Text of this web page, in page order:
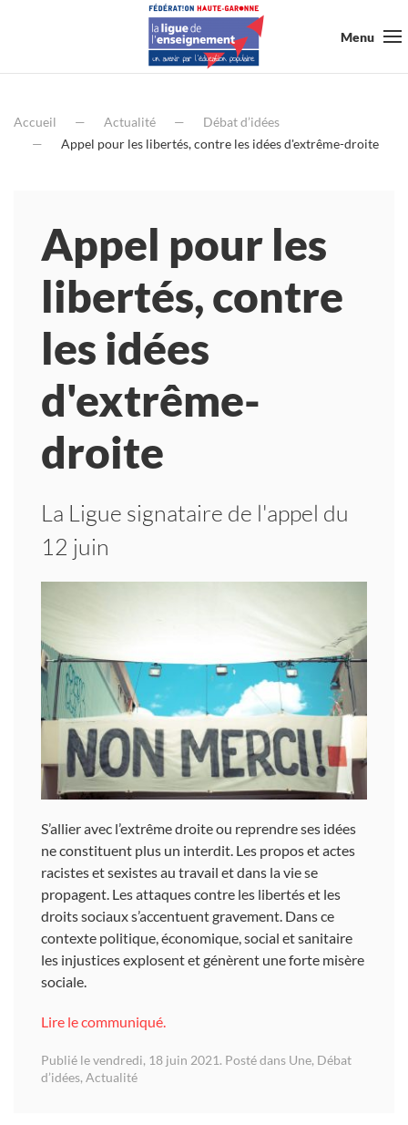
Menu
Accueil Actualité
Débat d’idées
Appel pour les libertés, contre les idées d'extrême-droite
Appel pour les
libertés, contre
les idées
d'extrême-
droite
La Ligue signataire de l'appel du
12 juin
S’allier avec l’extrême droite ou reprendre ses idées
ne constituent plus un interdit. Les propos et actes
racistes et sexistes au travail et dans la vie se
propagent. Les attaques contre les libertés et les
droits sociaux s’accentuent gravement. Dans ce
contexte politique, économique, social et sanitaire
les injustices explosent et génèrent une forte misère
sociale.
Lire le communiqué.
Publié le vendredi, 18 juin 2021. Posté dans Une, Débat
d’idées, Actualité